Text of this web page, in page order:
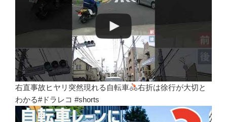
右直事故ヒヤリ突然現れる自転車
右折は徐行が大切と
わかる#ドラレコ #shorts